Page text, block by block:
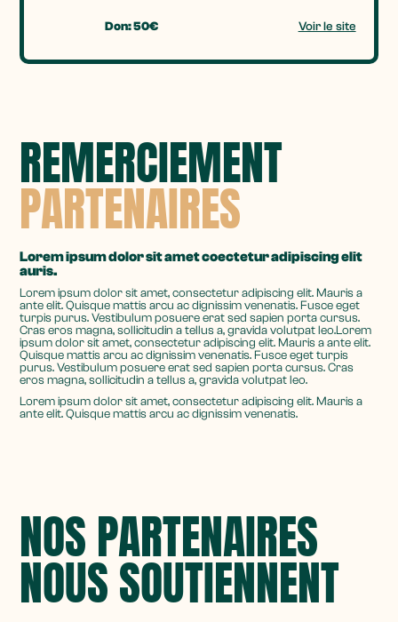
Don: 50€ Voir le site
REMERCIEMENT
PARTENAIRES
Lorem ipsum dolor sit amet coectetur adipiscing elit
auris.
Lorem ipsum dolor sit amet, consectetur adipiscing elit. Mauris a
ante elit. Quisque mattis arcu ac dignissim venenatis. Fusce eget
turpis purus. Vestibulum posuere erat sed sapien porta cursus.
Cras eros magna, sollicitudin a tellus a, gravida volutpat leo.Lorem
ipsum dolor sit amet, consectetur adipiscing elit. Mauris a ante elit.
Quisque mattis arcu ac dignissim venenatis. Fusce eget turpis
purus. Vestibulum posuere erat sed sapien porta cursus. Cras
eros magna, sollicitudin a tellus a, gravida volutpat leo.
Lorem ipsum dolor sit amet, consectetur adipiscing elit. Mauris a
ante elit. Quisque mattis arcu ac dignissim venenatis.
NOS PARTENAIRES
NOUS SOUTIENNENT